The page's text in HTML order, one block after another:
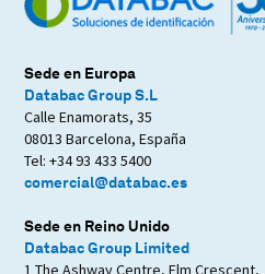
Sede en Europa
Databac Group S.L
Calle Enamorats, 35
08013 Barcelona, España
Tel: +34 93 433 5400
comercial@databac.es
Sede en Reino Unido
Databac Group Limited
1 The Ashway Centre, Elm Crescent,